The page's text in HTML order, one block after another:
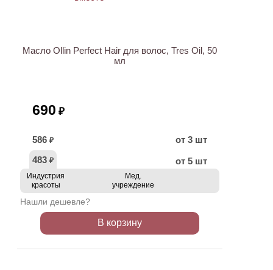
Масло Ollin Perfect Hair для волос, Tres Oil, 50
мл
690 ₽
586 ₽
от 3 шт
483 ₽ от 5 шт
Индустрия
красоты
Мед.
учреждение
Нашли дешевле?
В корзину